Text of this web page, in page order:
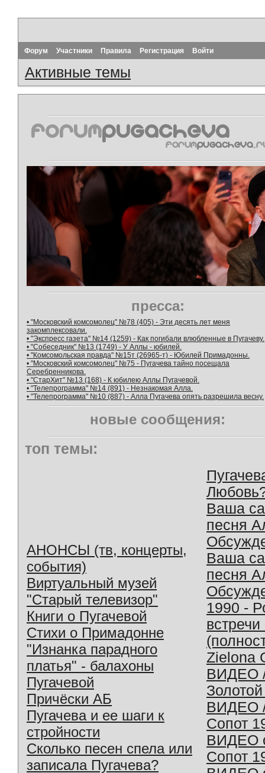
Форум Участники Правила Регистрация Войти
Активные темы
пресса:
• "Московский комсомолец" №78 (405) - Эти десять лет меня
закомплексовали.
• "Экспресс газета" №14 (1259) - Как погибали влюбленные в Пугачеву.
• "Собеседник" №13 (1749) - У Аллы - юбилей.
• "Комсомольская правда" №15т (26965-т) - Юбилей Примадонны.
• "Московский комсомолец" №75 - Пугачева тайно посещала
Серебренникова.
• "СтарХит" №13 (168) - К юбилею Аллы Пугачевой.
• "Телепрограмма" №14 (891) - Незнакомая Алла.
• "Телепрограмма" №10 (887) - Алла Пугачева опять разрешила весну.
новые сообщения:
топ темы:
АНОНСЫ (тв, концерты,
события)
Виртуальный музей
"Старый телевизор"
Книги о Пугачевой
Стихи о Примадонне
"Изнанка парадного
платья" - балахоны
Пугачевой
Причёски АБ
Пугачева и ее шаги к
стройности
Сколько песен спела или
записала Пугачева?
Ваша
песня
Ваша
песня
1990 -
Zielona
ВИДЕО
ВИДЕО
Сопот
ВИДЕО
Сопот